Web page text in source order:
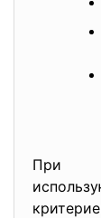
При